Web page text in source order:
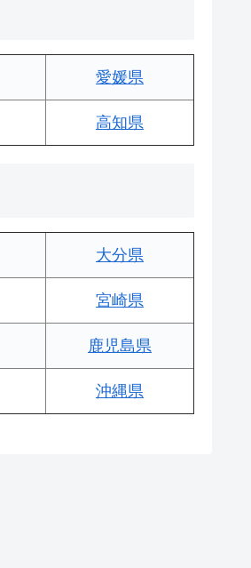
愛媛県
高知県
大分県
宮崎県
鹿児島県
沖縄県